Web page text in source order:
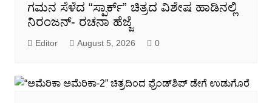
ಗಮನ ಸೆಳೆದ “ಸ್ಪಾರ್ಕ್” ಚಿತ್ರದ ವಿಶೇಷ ಹಾಡಿನಲ್ಲಿ
ನಿರಂಜನ್- ರಚನಾ ಹೆಜ್ಜೆ
Editor August 5, 2026 0